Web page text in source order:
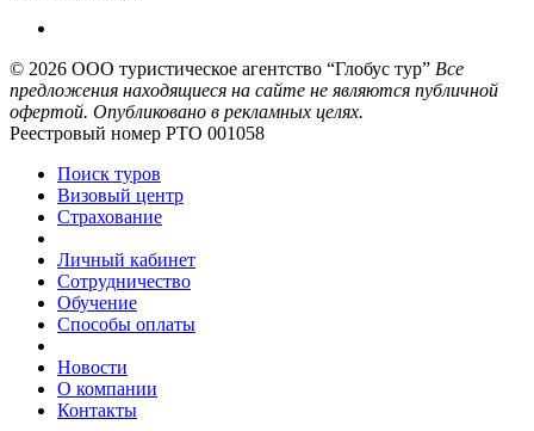
© 2026 ООО туристическое агентство “Глобус тур” Все
предложения находящиеся на сайте не являются публичной
офертой. Опубликовано в рекламных целях.
Реестровый номер РТО 001058
Поиск туров
Визовый центр
Страхование
Личный кабинет
Сотрудничество
Обучение
Способы оплаты
Новости
О компании
Контакты